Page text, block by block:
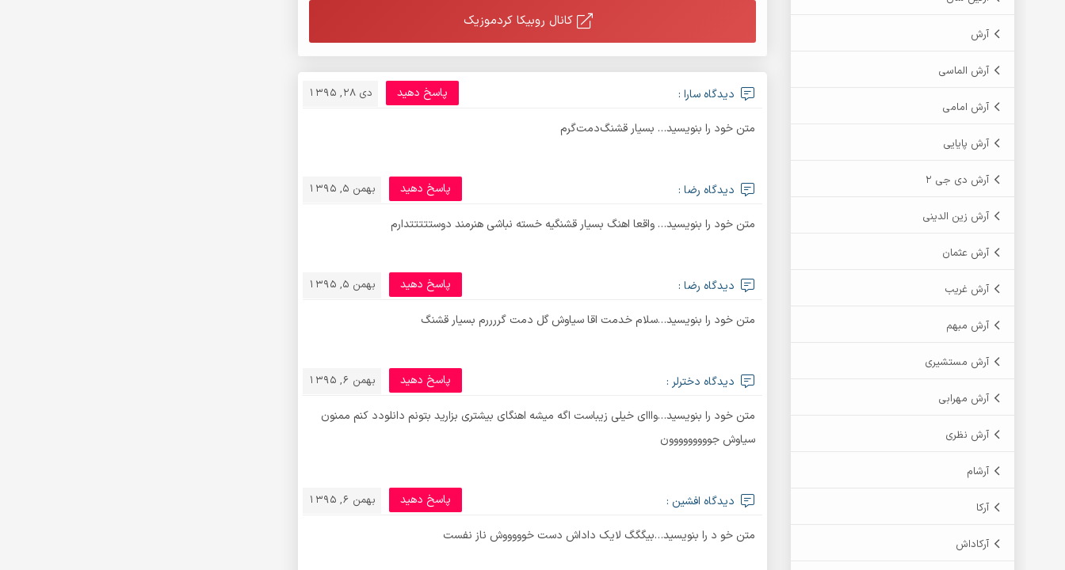
آرش
آرش الماسی
آرش امامی
آرش پایایی
آرش دی جی 2
آرش زین الدینی
آرش عثمان
آرش غریب
آرش مبهم
آرش مستشیری
آرش مهرابی
آرش نظری
آرشام
آرکا
آرکاداش
کانال روبیکا کردموزیک
دیدگاه سارا : دی 28, 1395 پاسخ دهید
متن خود را بنویسید… بسیار قشنگ‌دمت‌گرم
دیدگاه رضا : بهمن 5, 1395 پاسخ دهید
متن خود را بنویسید… واقعا اهنگ بسیار قشنگیه خسته نباشی هنرمند دوستتتتتدارم
دیدگاه رضا : بهمن 5, 1395 پاسخ دهید
متن خود را بنویسید…سلام خدمت اقا سیاوش گل دمت گررررم بسیار قشنگ
دیدگاه دخترلر : بهمن 6, 1395 پاسخ دهید
متن خود را بنویسید…وااای خیلی زیباست اگه میشه اهنگای بیشتری بزارید بتونم دانلودد کنم ممنون
سیاوش جووووووووون
دیدگاه افشین : بهمن 6, 1395 پاسخ دهید
متن خو د را بنویسید…بیگگگ لایک داداش دست خوووووش ناز نفست